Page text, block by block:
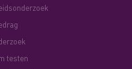
testen